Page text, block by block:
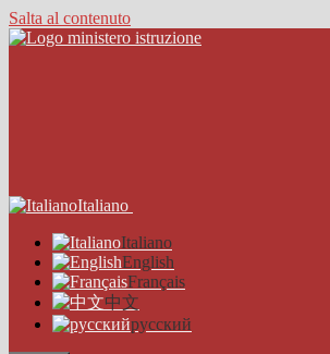
Salta al contenuto
Italiano
Italiano
English
Français
中文
русский